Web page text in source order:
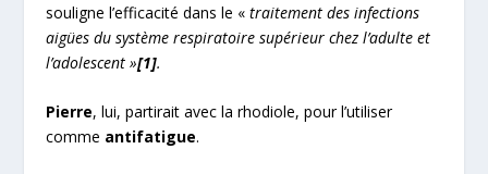
souligne l’efficacité dans le «traitement des infections
aigües du système respiratoire supérieur chez l’adulte et
l’adolescent »[1].
Pierre, lui, partirait avec la rhodiole, pour l’utiliser
comme antifatigue.